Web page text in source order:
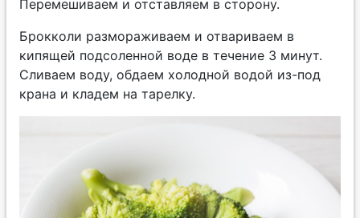
Перемешиваем и отставляем в сторону.
Брокколи размораживаем и отвариваем в
кипящей подсоленной воде в течение 3 минут.
Сливаем воду, обдаем холодной водой из-под
крана и кладем на тарелку.